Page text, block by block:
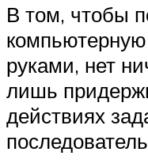
В том, чтобы
руками, нет
лишь
действиях